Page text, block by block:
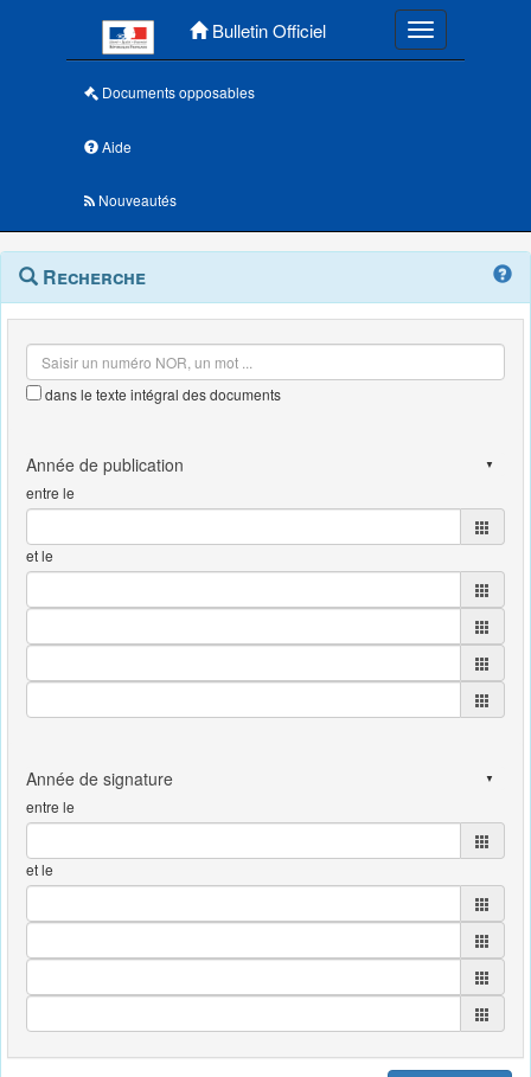
Bulletin Officiel Toggle
Documents opposables
Aide
Nouveautés
Navigation
outils
Menu
contextuel
Recherche
dans le texte intégral des documents
entre le
et le
entre le
et le